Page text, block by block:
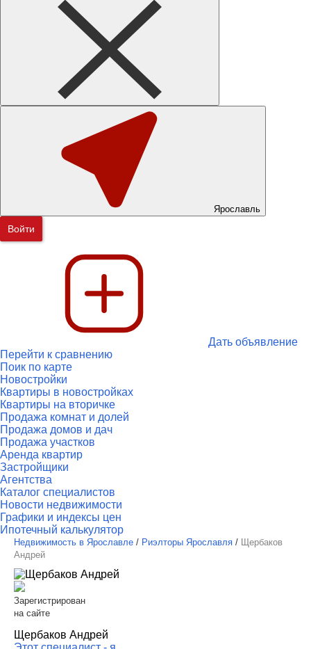
Ярославль
Войти
Дать объявление
Перейти к сравнению
Поик по карте
Новостройки
Квартиры в новостройках
Квартиры на вторичке
Продажа комнат и долей
Продажа домов и дач
Продажа участков
Аренда квартир
Застройщики
Агентства
Каталог специалистов
Новости недвижимости
Графики и индексы цен
Ипотечный калькулятор
Недвижимость в Ярославле / Риэлторы Ярославля / Щербаков
Андрей
Зарегистрирован
на сайте
Щербаков Андрей